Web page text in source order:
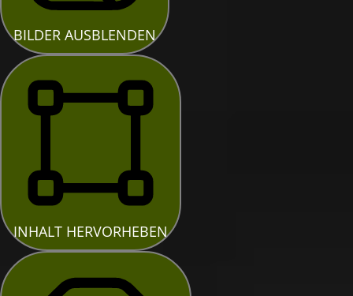
BILDER AUSBLENDEN
INHALT HERVORHEBEN